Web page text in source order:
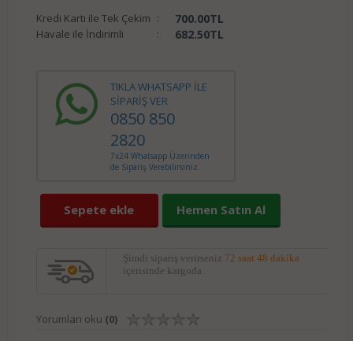
Kredi Kartı ile Tek Çekim : 700.00TL
Havale ile İndirimli : 682.50TL
TIKLA WHATSAPP İLE
SİPARİŞ VER
0850 850
2820
7x24 Whatsapp Üzerinden
de Sipariş Verebilirsiniz.
Sepete ekle Hemen Satın Al
Şimdi sipariş verirseniz 72 saat 48 dakika
içerisinde kargoda.
Yorumları oku (0)